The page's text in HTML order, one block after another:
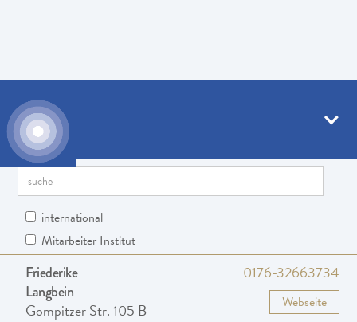
Empfohlene Atemtherapeuten
Suche nach Postleitzahl
international
Mitarbeiter Institut
Friederike
Langbein
Gompitzer Str. 105 B
0176-32663734
Webseite